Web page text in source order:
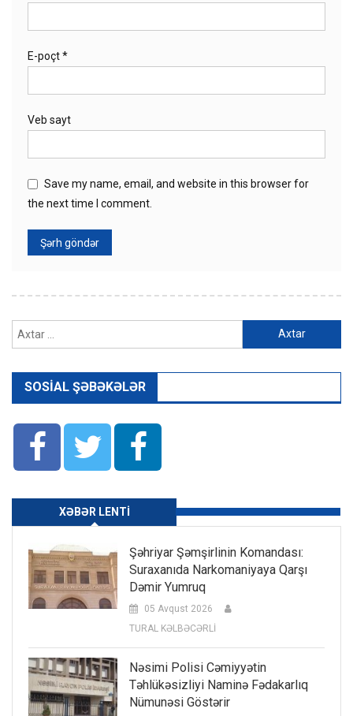
E-poçt*
Veb sayt
Save my name, email, and website in this browser for
the next time I comment.
SOSIAL ŞƏBƏKƏLƏR
XƏBƏR LENTI
Şəhriyar Şəmşirlinin Komandası:
Suraxanıda Narkomaniyaya Qarşı
Dəmir Yumruq
05 Avqust 2026
TURAL KƏLBƏCƏRLİ
Nəsimi Polisi Cəmiyyətin
Təhlükəsizliyi Naminə Fədakarlıq
Nümunəsi Göstərir